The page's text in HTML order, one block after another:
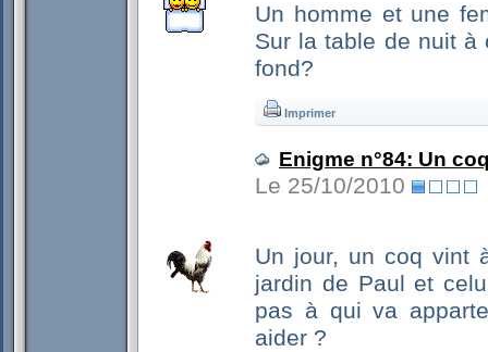
Un homme et une
Sur la table de nuit à
fond?
Imprimer
Enigme n°84: Un
Le 25/10/2010
Un jour, un coq vint
jardin de Paul et
pas à qui va
aider ?